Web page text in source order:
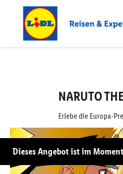
NARUTO
Erlebe die Europa-
Dieses Angebot ist im